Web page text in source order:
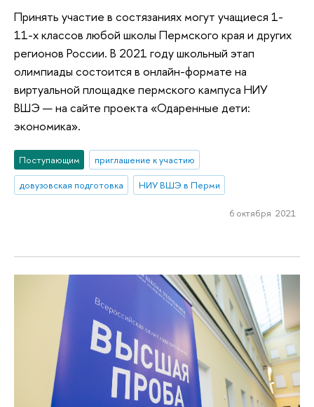
Принять участие в состязаниях могут учащиеся 1-
11-х классов любой школы Пермского края и других
регионов России. В 2021 году школьный этап
олимпиады состоится в онлайн-формате на
виртуальной площадке пермского кампуса НИУ
ВШЭ — на сайте проекта «Одаренные дети:
экономика».
Поступающим
приглашение к участию
довузовская подготовка
НИУ ВШЭ в Перми
6 октября 2021